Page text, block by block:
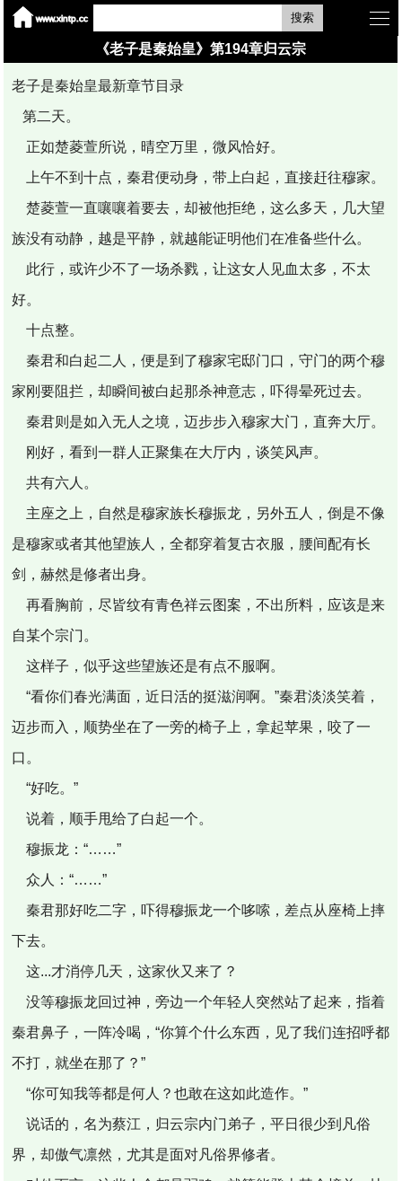
搜索
《老子是秦始皇》第194章归云宗
老子是秦始皇最新章节目录
第二天。
正如楚菱萱所说，晴空万里，微风恰好。
上午不到十点，秦君便动身，带上白起，直接赶往穆家。
楚菱萱一直嚷嚷着要去，却被他拒绝，这么多天，几大望
族没有动静，越是平静，就越能证明他们在准备些什么。
此行，或许少不了一场杀戮，让这女人见血太多，不太
好。
十点整。
秦君和白起二人，便是到了穆家宅邸门口，守门的两个穆
家刚要阻拦，却瞬间被白起那杀神意志，吓得晕死过去。
秦君则是如入无人之境，迈步步入穆家大门，直奔大厅。
刚好，看到一群人正聚集在大厅内，谈笑风声。
共有六人。
主座之上，自然是穆家族长穆振龙，另外五人，倒是不像
是穆家或者其他望族人，全都穿着复古衣服，腰间配有长
剑，赫然是修者出身。
再看胸前，尽皆纹有青色祥云图案，不出所料，应该是来
自某个宗门。
这样子，似乎这些望族还是有点不服啊。
“看你们春光满面，近日活的挺滋润啊。”秦君淡淡笑着，
迈步而入，顺势坐在了一旁的椅子上，拿起苹果，咬了一
口。
“好吃。”
说着，顺手甩给了白起一个。
穆振龙：“……”
众人：“……”
秦君那好吃二字，吓得穆振龙一个哆嗦，差点从座椅上摔
下去。
这...才消停几天，这家伙又来了？
没等穆振龙回过神，旁边一个年轻人突然站了起来，指着
秦君鼻子，一阵冷喝，“你算个什么东西，见了我们连招呼都
不打，就坐在那了？”
“你可知我等都是何人？也敢在这如此造作。”
说话的，名为蔡江，归云宗内门弟子，平日很少到凡俗
界，却傲气凛然，尤其是面对凡俗界修者。